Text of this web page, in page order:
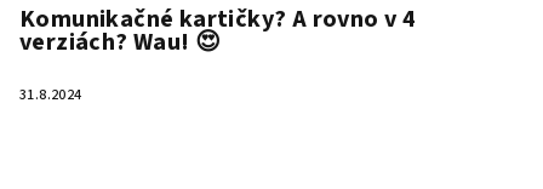
Komunikačné kartičky? A rovno v 4
verziách? Wau! 😍
31.8.2024